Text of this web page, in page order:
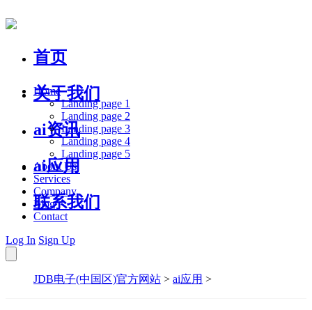
首页
关于我们
ai资讯
ai应用
联系我们
Home
Landing page 1
Landing page 2
Landing page 3
Landing page 4
Landing page 5
About Us
Services
Company
Blog
Contact
Log In Sign Up
JDB电子(中国区)官方网站 > ai应用 >